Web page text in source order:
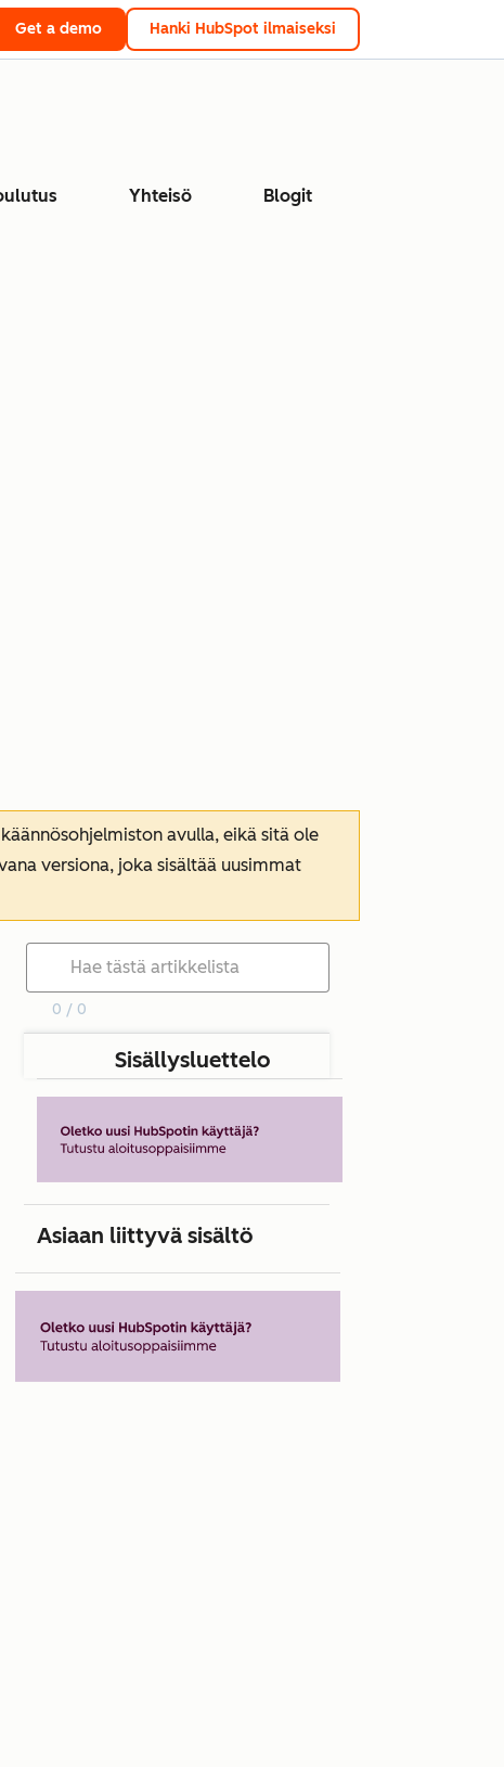
Get a demo Hanki HubSpot ilmaiseksi
Yhteisö Blogit
avulla, eikä sitä ole
versiona, joka sisältää uusimmat
0 / 0
Sisällysluettelo
Asiaan liittyvä sisältö